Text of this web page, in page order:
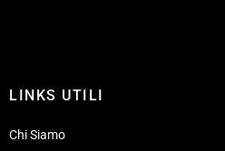
LINKS UTILI
Chi Siamo